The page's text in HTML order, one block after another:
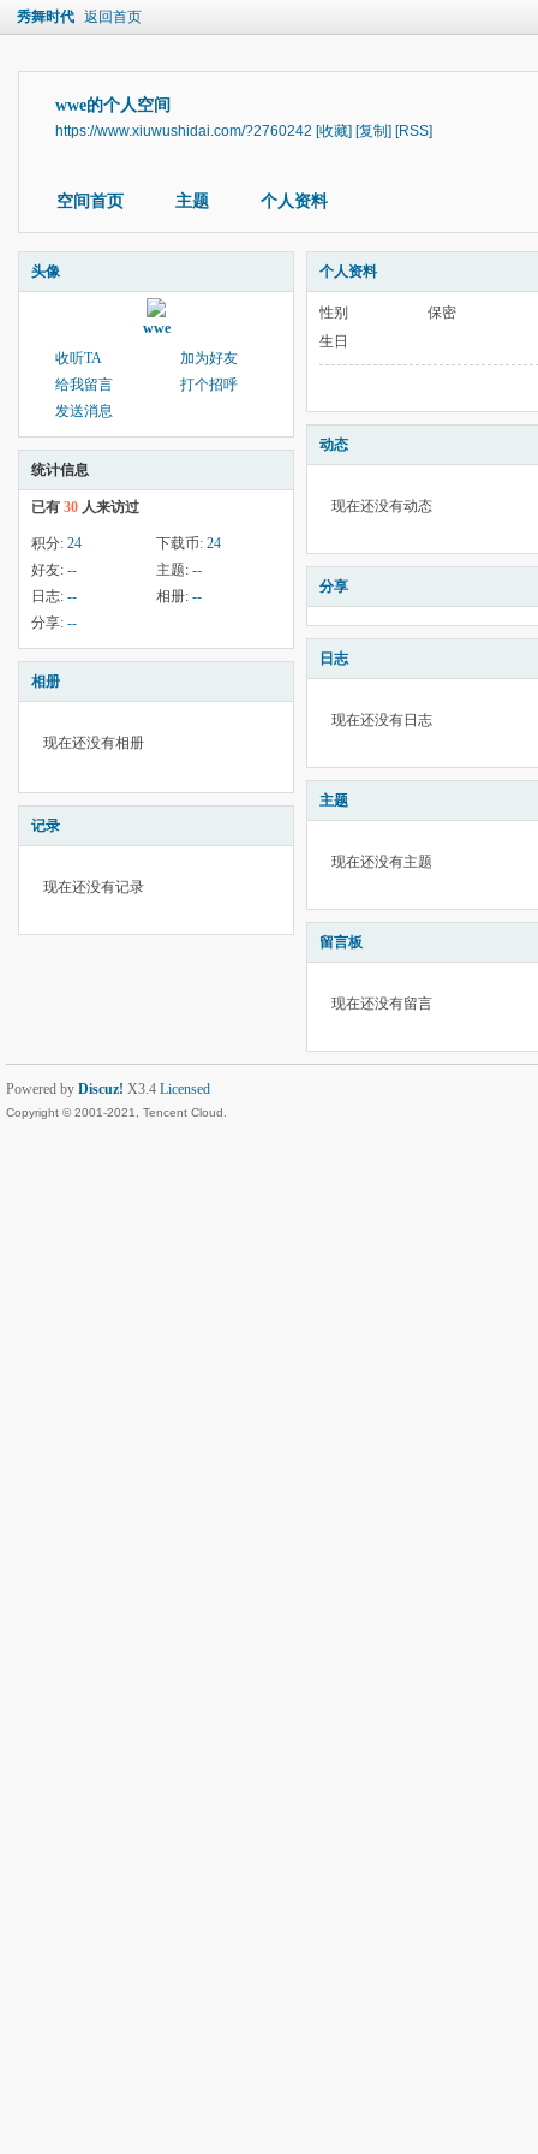
秀舞时代 返回首页
wwe的个人空间
https://www.xiuwushidai.com/?2760242 [收藏] [复制] [RSS]
空间首页 主题 个人资料
头像
wwe
收听TA
加为好友
给我留言
打个招呼
发送消息
统计信息
已有 30 人来访过
积分: 24 下载币: 24
好友: -- 主题: --
日志: -- 相册: --
分享: --
相册
现在还没有相册
记录
现在还没有记录
个人资料
性别
保密
生日
动态
现在还没有动态
分享
日志
现在还没有日志
主题
现在还没有主题
留言板
现在还没有留言
Powered by Discuz! X3.4 Licensed
Copyright © 2001-2021, Tencent Cloud.